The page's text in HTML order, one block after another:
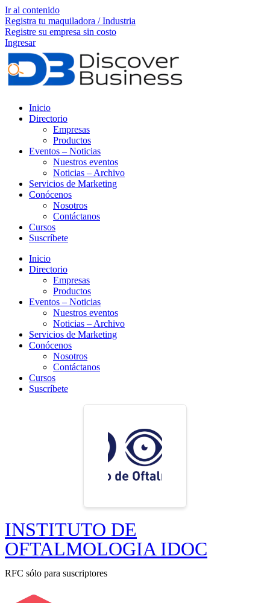
Ir al contenido
Registra tu maquiladora / Industria
Registre su empresa sin costo
Ingresar
Inicio
Directorio
Empresas
Productos
Eventos – Noticias
Nuestros eventos
Noticias – Archivo
Servicios de Marketing
Conócenos
Nosotros
Contáctanos
Cursos
Suscríbete
Inicio
Directorio
Empresas
Productos
Eventos – Noticias
Nuestros eventos
Noticias – Archivo
Servicios de Marketing
Conócenos
Nosotros
Contáctanos
Cursos
Suscríbete
INSTITUTO DE
OFTALMOLOGIA IDOC
RFC sólo para suscriptores